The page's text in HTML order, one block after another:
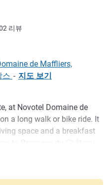
리뷰
de Maffliers,
스 - 지도 보기
at Novotel Domaine de
a long walk or bike ride. It
space and a breakfast
located in the
swimming pool, sauna and